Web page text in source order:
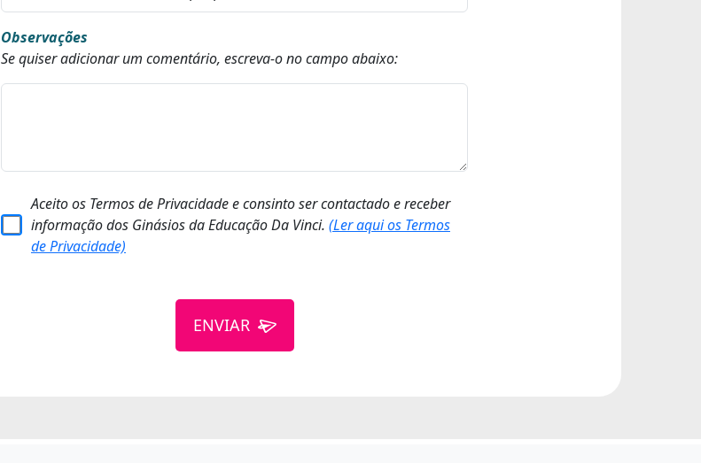
Observações
Se quiser adicionar um comentário, escreva-o no campo abaixo:
Aceito os Termos de Privacidade e consinto ser contactado e receber
informação dos Ginásios da Educação Da Vinci. (Ler aqui os Termos
de Privacidade)
ENVIAR